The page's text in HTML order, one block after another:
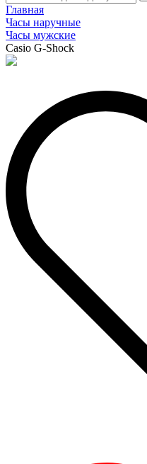
Главная
Часы наручные
Часы мужские
Casio G-Shock